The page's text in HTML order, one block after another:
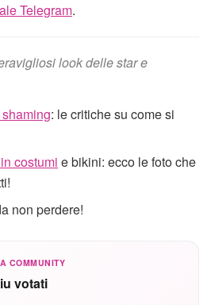
Telegram.
look delle star e
: le critiche su come si
costumi e bikini: ecco le foto che
non perdere!
COMMUNITY
votati